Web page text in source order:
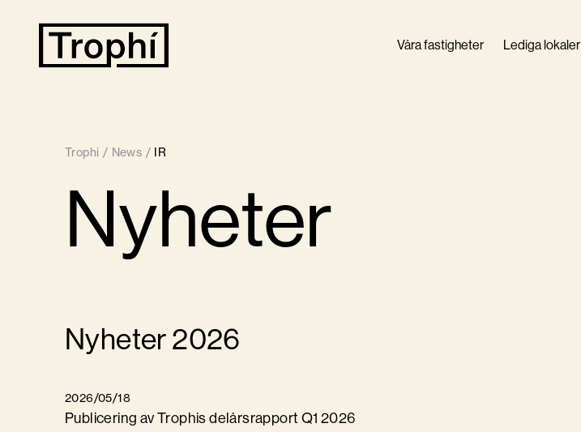
Våra fastigheter Lediga lokaler
Trophi / News / IR
Nyheter
Nyheter 2026
2026/05/18
Publicering av Trophis delårsrapport Q1 2026